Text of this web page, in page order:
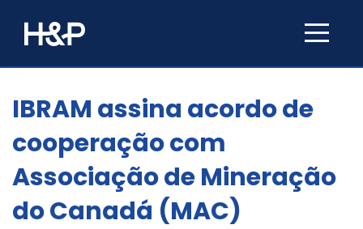
IBRAM assina acordo de
cooperação com
Associação de Mineração
do Canadá (MAC)